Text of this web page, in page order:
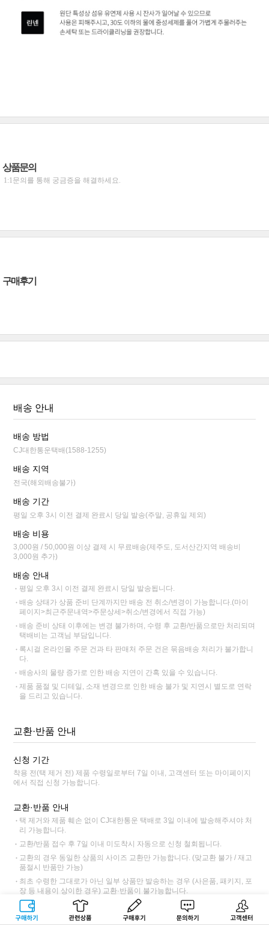
구매하기 관련상품 상품후기 문의하기 고객센터
상품문의
1:1문의를 통해 궁금증을 해결하세요.
구매후기
배송 안내
배송 방법
CJ대한통운택배(1588-1255)
배송 지역
전국(해외배송불가)
배송 기간
평일 오후 3시 이전 결제 완료시 당일 발송(주말, 공휴일 제외)
배송 비용
3,000원 / 50,000원 이상 결제 시 무료배송(제주도, 도서산간지역 배송비
3,000원 추가)
배송 안내
평일 오후 3시 이전 결제 완료시 당일 발송됩니다.
배송 상태가 상품 준비 단계까지만 배송 전 취소/변경이 가능합니다.(마이
페이지>최근주문내역>주문상세>취소/변경에서 직접 가능)
배송 준비 상태 이후에는 변경 불가하며, 수령 후 교환/반품으로만 처리되며
택배비는 고객님 부담입니다.
록시걸 온라인몰 주문 건과 타 판매처 주문 건은 묶음배송 처리가 불가합니
다.
배송사의 물량 증가로 인한 배송 지연이 간혹 있을 수 있습니다.
제품 품절 및 디테일, 소재 변경으로 인한 배송 불가 및 지연시 별도로 연락
을 드리고 있습니다.
교환·반품 안내
신청 기간
착용 전(택 제거 전) 제품 수령일로부터 7일 이내, 고객센터 또는 마이페이지
에서 직접 신청 가능합니다.
교환·반품 안내
택 제거와 제품 훼손 없이 CJ대한통운 택배로 3일 이내에 발송해주셔야 처
리 가능합니다.
교환/반품 접수 후 7일 이내 미도착시 자동으로 신청 철회됩니다.
교환의 경우 동일한 상품의 사이즈 교환만 가능합니다. (맞교환 불가 / 재고
품절시 반품만 가능)
최초 수령한 그대로가 아닌 일부 상품만 발송하는 경우 (사은품, 패키지, 포
장 등 내용이 상이한 경우) 교환·반품이 불가능합니다.
교환·반품불가 사전 고지 상품인 경우 교환·반품이 불가능합니다.
CJ대한통운 외 타택배 이용 시 택배 요금과 반품 주소가 상이하니 고객센터